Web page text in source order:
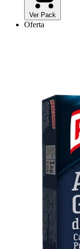
Ver Pack
Oferta